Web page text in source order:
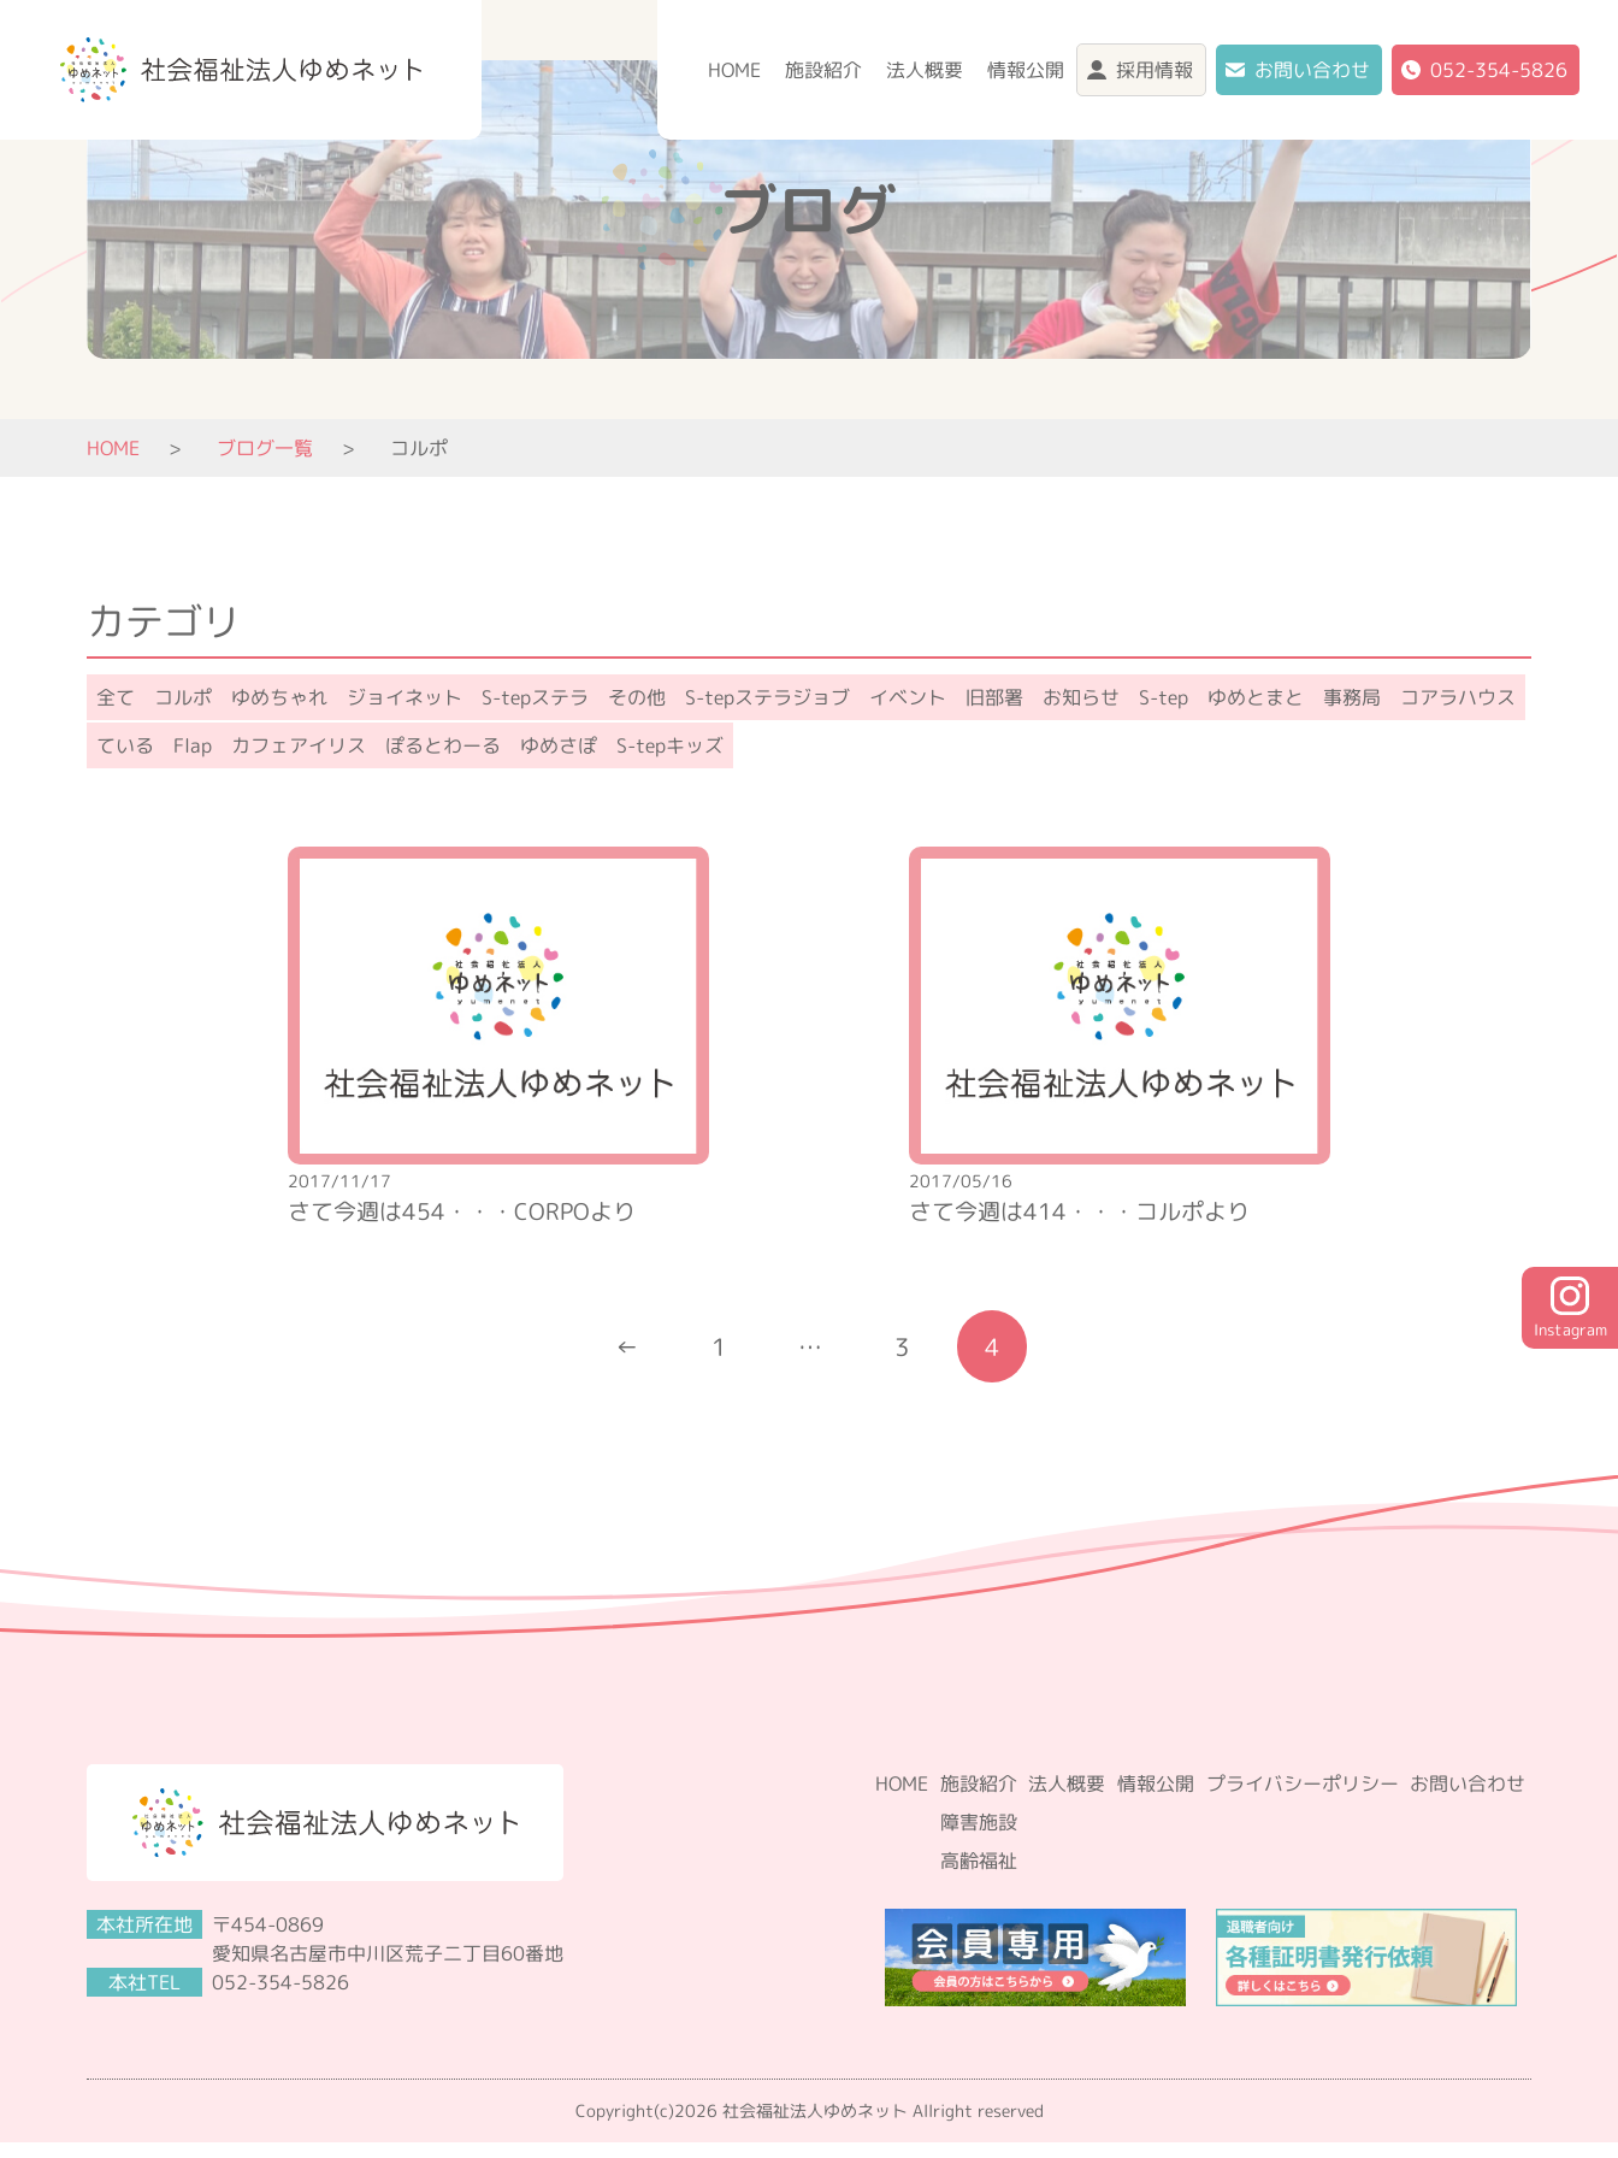
HOME 施設紹介 法人概要 情報公開 採用情報 お問い合わせ 052-354-5826
ブログ
HOME ブログ一覧 コルポ
カテゴリ
全て コルポ ゆめちゃれ ジョイネット S-tepステラ その他 S-tepステラジョブ イベント 旧部署 お知らせ S-tep ゆめとまと 事務局
コアラハウス
ている
Flap カフェアイリス ぽるとわーる ゆめさぽ S-tepキッズ
2017/11/17
さて今週は454・・・CORPOより
2017/05/16
さて今週は414・・・コルポより
← 1 … 3 4 Instagram
本社所在地
〒454-0869
愛知県名古屋市中川区荒子二丁目60番地
本社TEL
052-354-5826
HOME 施設紹介
障害施設
高齢福祉
法人概要 情報公開 プライバシーポリシー お問い合わせ
Copyright(c)2026 社会福祉法人ゆめネット Allright reserved